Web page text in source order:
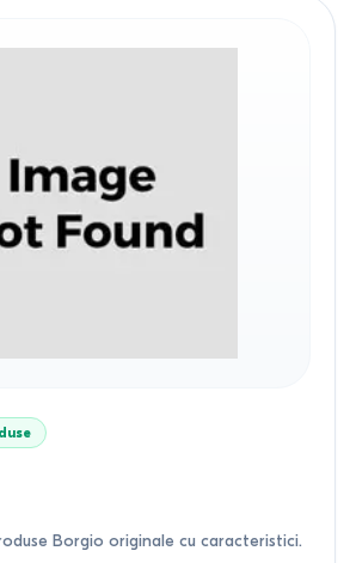
Borgio originale cu caracteristici.